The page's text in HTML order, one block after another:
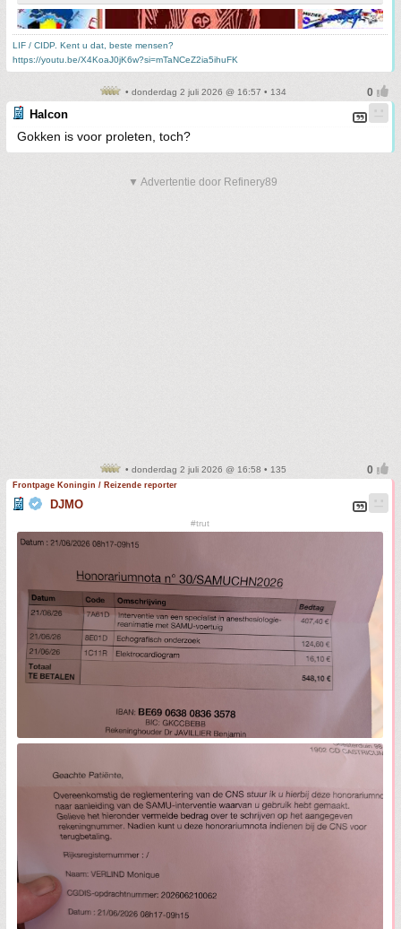
LIF / CIDP. Kent u dat, beste mensen?
https://youtu.be/X4KoaJ0jK6w?si=mTaNCeZ2ia5ihuFK
• donderdag 2 juli 2026 @ 16:57 • 134
Halcon
Gokken is voor proleten, toch?
▼ Advertentie door Refinery89
• donderdag 2 juli 2026 @ 16:58 • 135
Frontpage Koningin / Reizende reporter
DJMO
#trut